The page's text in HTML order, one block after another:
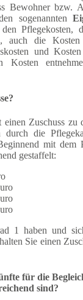
Bewohner bzw.
sogenannten
Pflegekosten,
auch die
und
Kosten
einen Zuschuss zu
durch die
mit dem
gestaffelt:
1 haben und
Sie einen
für die
sind?